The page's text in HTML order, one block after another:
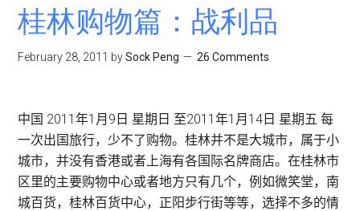
物：
帝
宝
织
品
桂林购物篇：战利品
February 28, 2011 bySock Peng 26 Comments
中国 2011年1月9日 星期日 至2011年1月14日 星期五 每
一次出国旅行，少不了购物。桂林并不是大城市，属于小
城市，并没有香港或者上海有各国际名牌商店。在桂林市
区里的主要购物中心或者地方只有几个，例如微笑堂，南
城百货，桂林百货中心，正阳步行街等等，选择不多的情